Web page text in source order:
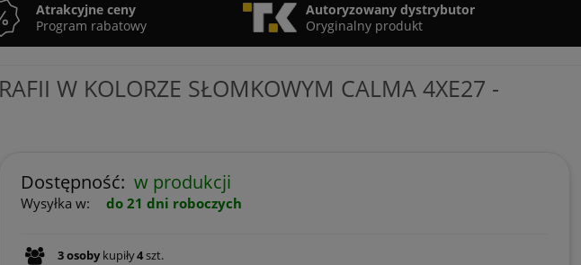
Atrakcyjne ceny
Program rabatowy
Autoryzowany dystrybutor
Oryginalny produkt
W KOLORZE SŁOMKOWYM CALMA 4XE27 -
Dostępność: w produkcji
Wysyłka w: do 21 dni roboczych
3osobykupiły4szt.